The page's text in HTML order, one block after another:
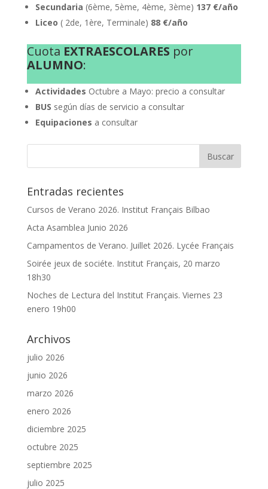
Secundaria (6ème, 5ème, 4ème, 3ème) 137 €/año
Liceo ( 2de, 1ère, Terminale) 88 €/año
Cuota EXTRAESCOLARES por
ALUMNO:
Actividades Octubre a Mayo: precio a consultar
BUS según días de servicio a consultar
Equipaciones a consultar
Entradas recientes
Cursos de Verano 2026. Institut Français Bilbao
Acta Asamblea Junio 2026
Campamentos de Verano. Juillet 2026. Lycée Français
Soirée jeux de sociéte. Institut Français, 20 marzo
18h30
Noches de Lectura del Institut Français. Viernes 23
enero 19h00
Archivos
julio 2026
junio 2026
marzo 2026
enero 2026
diciembre 2025
octubre 2025
septiembre 2025
julio 2025